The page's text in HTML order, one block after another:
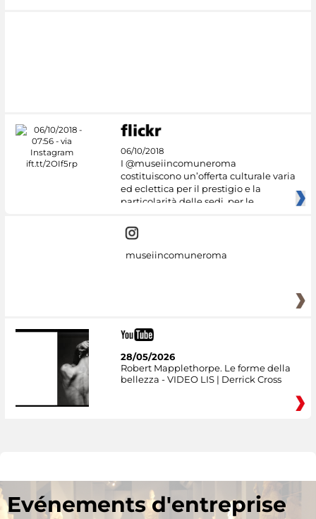
06/10/2018
I @museiincomuneroma
costituiscono un’offerta culturale varia
ed eclettica per il prestigio e la
particolarità delle sedi, per le
museiincomuneroma
28/05/2026
Robert Mapplethorpe. Le forme della
bellezza - VIDEO LIS | Derrick Cross
Evénements d'entreprise